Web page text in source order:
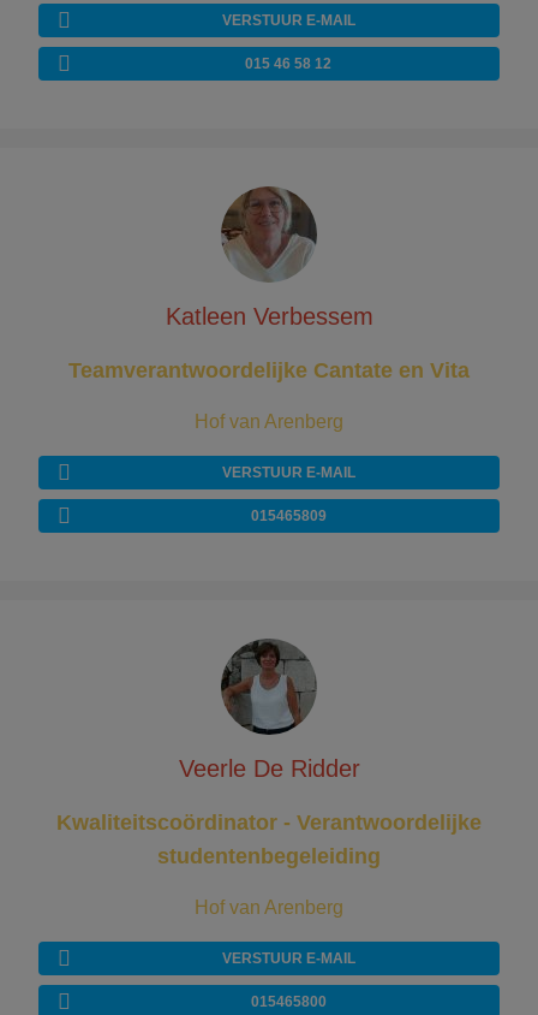
VERSTUUR E-MAIL
015 46 58 12
Katleen Verbessem
Teamverantwoordelijke Cantate en Vita
Hof van Arenberg
VERSTUUR E-MAIL
015465809
Veerle De Ridder
Kwaliteitscoördinator - Verantwoordelijke
studentenbegeleiding
Hof van Arenberg
VERSTUUR E-MAIL
015465800